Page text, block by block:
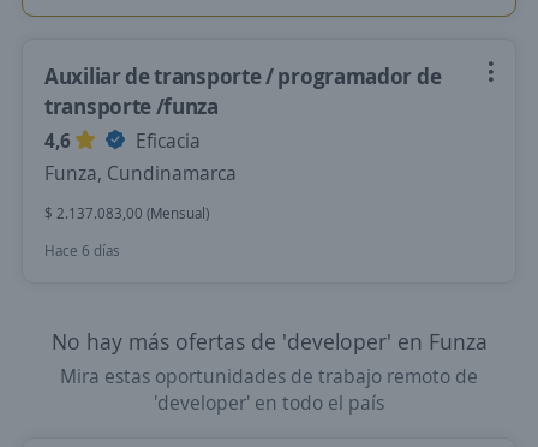
Auxiliar de transporte / programador de
transporte /funza
4,6
Eficacia
Funza, Cundinamarca
$ 2.137.083,00 (Mensual)
Hace 6 días
No hay más ofertas de 'developer' en Funza
Mira estas oportunidades de trabajo remoto de
'developer' en todo el país